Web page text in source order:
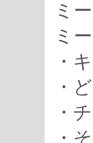
ミ
ミ
・
・
・
・